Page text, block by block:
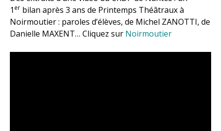
1 er bilan après 3 ans de Printemps Théâtraux à
Noirmoutier : paroles d’élèves, de Michel ZANOTTI, de
Danielle MAXENT… Cliquez sur Noirmoutier